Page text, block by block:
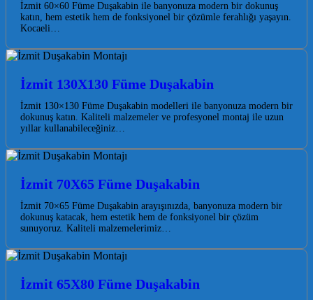
İzmit 60×60 Füme Duşakabin ile banyonuza modern bir dokunuş
katın, hem estetik hem de fonksiyonel bir çözümle ferahlığı yaşayın.
Kocaeli…
İzmit 130X130 Füme Duşakabin
İzmit 130×130 Füme Duşakabin modelleri ile banyonuza modern bir
dokunuş katın. Kaliteli malzemeler ve profesyonel montaj ile uzun
yıllar kullanabileceğiniz…
İzmit 70X65 Füme Duşakabin
İzmit 70×65 Füme Duşakabin arayışınızda, banyonuza modern bir
dokunuş katacak, hem estetik hem de fonksiyonel bir çözüm
sunuyoruz. Kaliteli malzemelerimiz…
İzmit 65X80 Füme Duşakabin